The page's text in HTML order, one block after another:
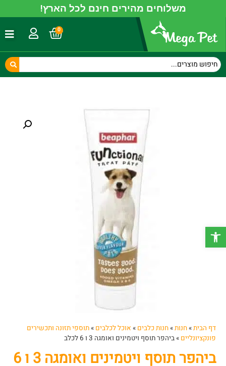
פתח סרגל נגישות
משלוחים מהירים חינם לכל הארץ!
0
דף הבית»חנות»חנות כלבים » אוכל לכלבים »תוספי תזונה ותכשירים
פונקציונליים »ביהפר תוסף ויטמינים ואומגה 3 ו 6 לכלב
ביהפר תוסף ויטמינים ואומגה 3 ו 6